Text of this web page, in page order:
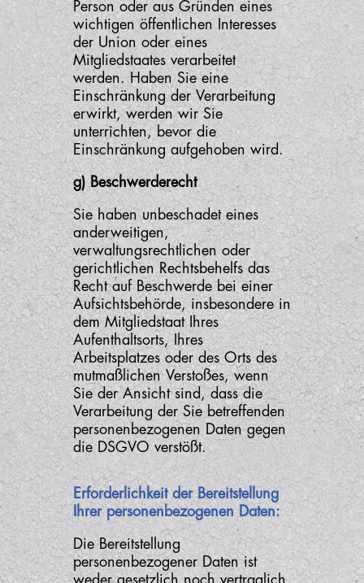
Person oder aus Gründen eines
wichtigen öffentlichen Interesses
der Union oder eines
Mitgliedstaates verarbeitet
werden. Haben Sie eine
Einschränkung der Verarbeitung
erwirkt, werden wir Sie
unterrichten, bevor die
Einschränkung aufgehoben wird.
g) Beschwerderecht
Sie haben unbeschadet eines
anderweitigen,
verwaltungsrechtlichen oder
gerichtlichen Rechtsbehelfs das
Recht auf Beschwerde bei einer
Aufsichtsbehörde, insbesondere in
dem Mitgliedstaat Ihres
Aufenthaltsorts, Ihres
Arbeitsplatzes oder des Orts des
mutmaßlichen Verstoßes, wenn
Sie der Ansicht sind, dass die
Verarbeitung der Sie betreffenden
personenbezogenen Daten gegen
die DSGVO verstößt.
Erforderlichkeit der Bereitstellung
Ihrer personenbezogenen Daten:
Die Bereitstellung
personenbezogener Daten ist
weder gesetzlich noch vertraglich